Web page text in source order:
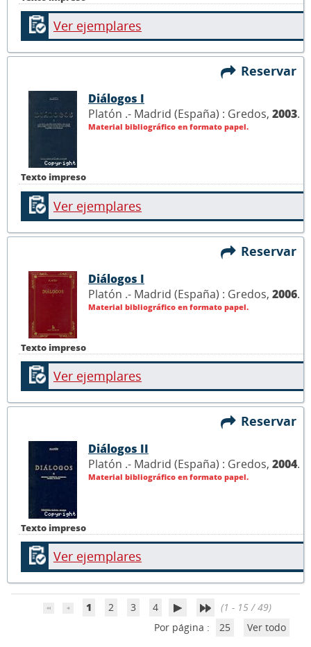
Ver ejemplares
Reservar
Texto impreso
Diálogos I
Platón .- Madrid (España) : Gredos, 2003.
Material bibliográfico en formato papel.
Ver ejemplares
Reservar
Texto impreso
Diálogos I
Platón .- Madrid (España) : Gredos, 2006.
Material bibliográfico en formato papel.
Ver ejemplares
Reservar
Texto impreso
Diálogos II
Platón .- Madrid (España) : Gredos, 2004.
Material bibliográfico en formato papel.
Ver ejemplares
1 2 3 4
(1 - 15 / 49)
Por página :
25 Ver todo